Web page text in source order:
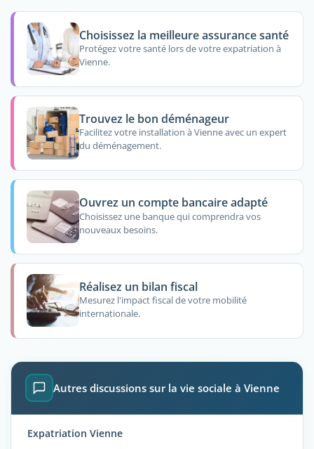
Choisissez la meilleure assurance santé
Protégez votre santé lors de votre expatriation à
Vienne.
Trouvez le bon déménageur
Facilitez votre installation à Vienne avec un expert
du déménagement.
Ouvrez un compte bancaire adapté
Choisissez une banque qui comprendra vos
nouveaux besoins.
Réalisez un bilan fiscal
Mesurez l'impact fiscal de votre mobilité
internationale.
Autres discussions sur la vie sociale à Vienne
Expatriation Vienne